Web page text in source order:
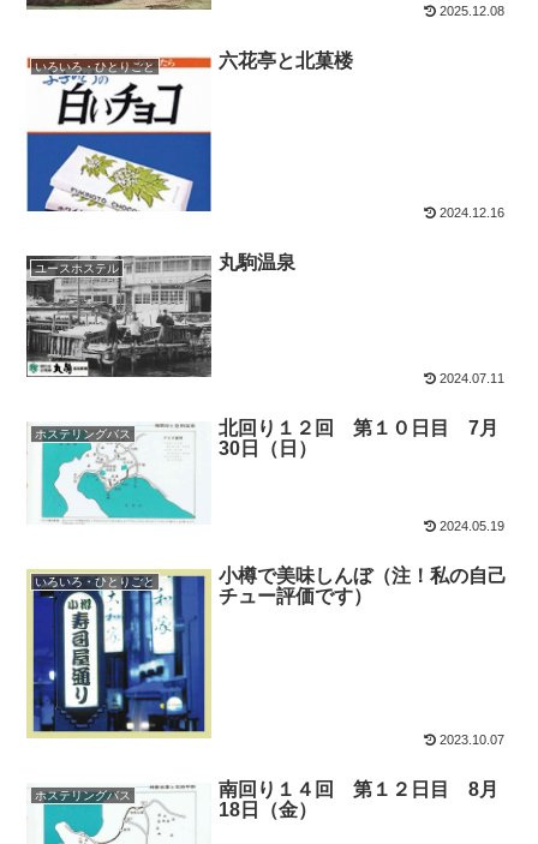
2025.12.08
いろいろ・ひとりごと 六花亭と北菓楼
2024.12.16
ユースホステル 丸駒温泉
2024.07.11
ホステリングバス
北回り１２回 第１０日目 7月
30日（日）
2024.05.19
いろいろ・ひとりごと
小樽で美味しんぼ（注！私の自己
チュー評価です）
2023.10.07
ホステリングバス
南回り１４回 第１２日目 8月
18日（金）